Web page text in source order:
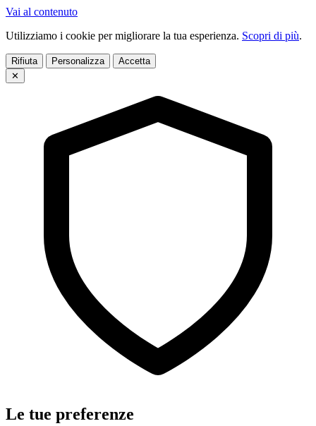
Vai al contenuto
Utilizziamo i cookie per migliorare la tua esperienza. Scopri di più.
Rifiuta Personalizza
Accetta
✕
Le tue preferenze